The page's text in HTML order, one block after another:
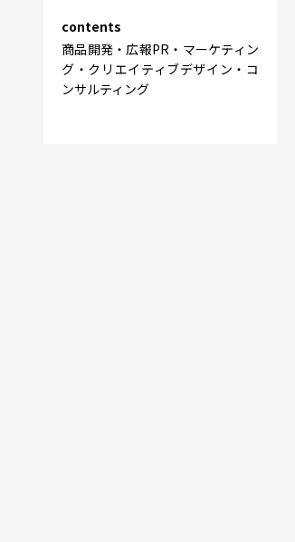
contents
商品開発・広報PR・マーケティン
グ・クリエイティブデザイン・コ
ンサルティング